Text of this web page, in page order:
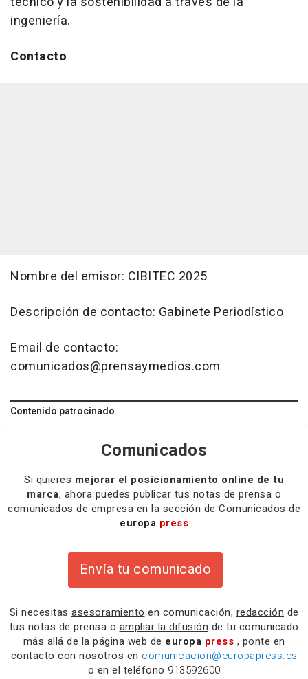
ingeniería.
Contacto
Nombre del emisor: CIBITEC 2025
Descripción de contacto: Gabinete Periodístico
Email de contacto:
comunicados@prensaymedios.com
Contenido patrocinado
Comunicados
Si quieres mejorar el posicionamiento online de tu
marca, ahora puedes publicar tus notas de prensa o
comunicados de empresa en la sección de Comunicados de
europa press
Envía tu comunicado
Si necesitas asesoramiento en comunicación, redacción de
tus notas de prensa o ampliar la difusión de tu comunicado
más allá de la página web de europa press , ponte en
contacto con nosotros en comunicacion@europapress.es
o en el teléfono 913592600